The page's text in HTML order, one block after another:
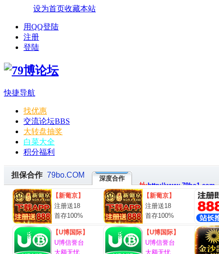
设为首页收藏本站
用QQ登陆
注册
登陆
快捷导航
找优惠
交流论坛BBS
大转盘抽奖
白菜大全
积分福利